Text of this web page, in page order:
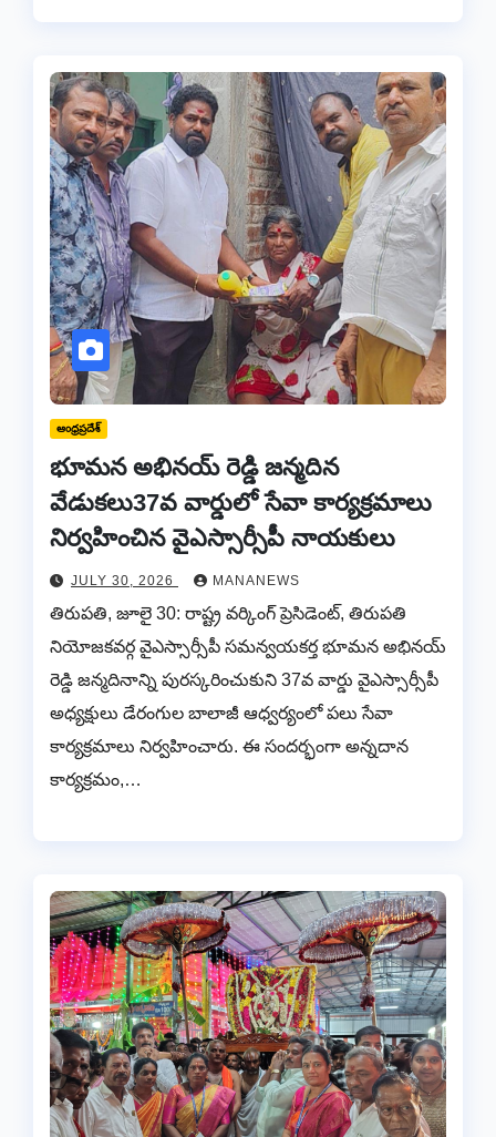
ఆంధ్రప్రదేశ్
భూమన అభినయ్ రెడ్డి జన్మదిన
వేడుకలు37వ వార్డులో సేవా కార్యక్రమాలు
నిర్వహించిన వైఎస్సార్సీపీ నాయకులు
JULY 30, 2026 MANANEWS
తిరుపతి, జూలై 30: రాష్ట్ర వర్కింగ్ ప్రెసిడెంట్, తిరుపతి
నియోజకవర్గ వైఎస్సార్సీపీ సమన్వయకర్త భూమన అభినయ్
రెడ్డి జన్మదినాన్ని పురస్కరించుకుని 37వ వార్డు వైఎస్సార్సీపీ
అధ్యక్షులు డేరంగుల బాలాజీ ఆధ్వర్యంలో పలు సేవా
కార్యక్రమాలు నిర్వహించారు. ఈ సందర్భంగా అన్నదాన
కార్యక్రమం,…